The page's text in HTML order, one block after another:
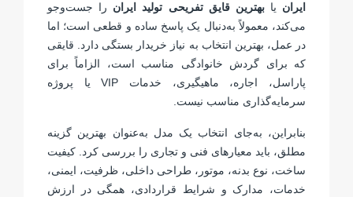
ایران یابهترین قایق تفریحی تولید ایران را جست‌وجو
می‌کند، معمولاً به‌دنبال یک پاسخ ساده و قطعی است؛ اما
در عمل، بهترین انتخاب به نیاز خریدار بستگی دارد. قایقی
که برای گردش خانوادگی مناسب است، الزاماً برای
پاراسل، اجاره، ماهیگیری، خدمات VIPیا پروژه
سرمایه‌گذاری مناسب نیست.
بنابراین، به‌جای انتخاب یک مدل به‌عنوان بهترین گزینه
مطلق، باید معیارهای فنی و تجاری را بررسی کرد. کیفیت
ساخت، نوع بدنه، موتور، طراحی داخلی، ظرفیت، ایمنی،
خدمات، مدارک و شرایط قراردادی، همگی در ارزش